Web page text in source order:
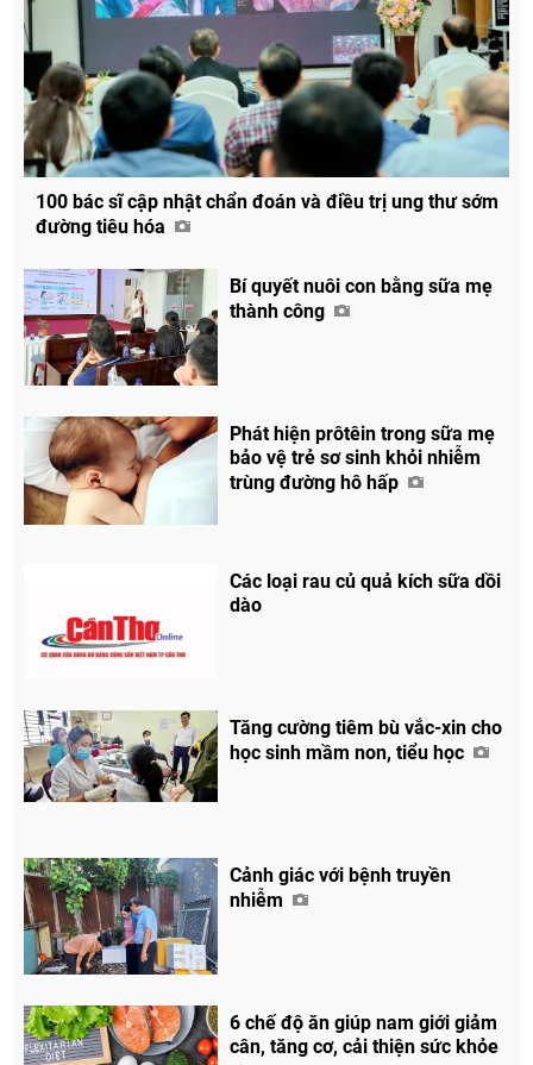
Facebook
100 bác sĩ cập nhật chẩn đoán và điều trị ung thư sớm
đường tiêu hóa
Bí quyết nuôi con bằng sữa mẹ
thành công
Phát hiện prôtêin trong sữa mẹ
bảo vệ trẻ sơ sinh khỏi nhiễm
trùng đường hô hấp
Các loại rau củ quả kích sữa dồi
dào
Tăng cường tiêm bù vắc-xin cho
học sinh mầm non, tiểu học
Cảnh giác với bệnh truyền
nhiễm
6 chế độ ăn giúp nam giới giảm
cân, tăng cơ, cải thiện sức khỏe